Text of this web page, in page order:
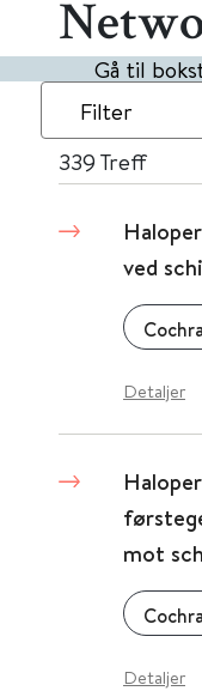
Gå til
Filter
339 Treff
ved
Detaljer
mot
Detaljer